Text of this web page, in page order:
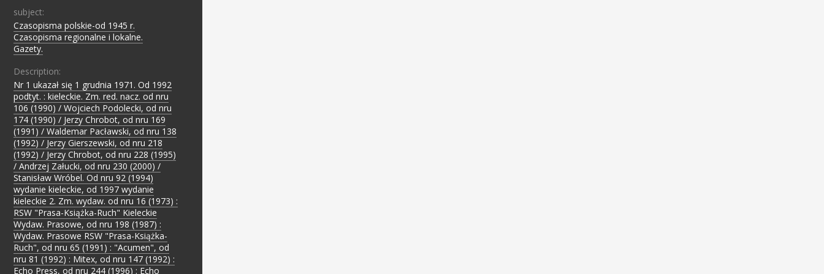
subject:
Czasopisma polskie-od 1945 r.
Czasopisma regionalne i lokalne.
Gazety.
Description:
Nr 1 ukazał się 1 grudnia 1971. Od 1992
podtyt. : kieleckie. Zm. red. nacz. od nru
106 (1990) / Wojciech Podolecki, od nru
174 (1990) / Jerzy Chrobot, od nru 169
(1991) / Waldemar Pacławski, od nru 138
(1992) / Jerzy Gierszewski, od nru 218
(1992) / Jerzy Chrobot, od nru 228 (1995)
/ Andrzej Załucki, od nru 230 (2000) /
Stanisław Wróbel. Od nru 92 (1994)
wydanie kieleckie, od 1997 wydanie
kieleckie 2. Zm. wydaw. od nru 16 (1973) :
RSW "Prasa-Książka-Ruch" Kieleckie
Wydaw. Prasowe, od nru 198 (1987) :
Wydaw. Prasowe RSW "Prasa-Książka-
Ruch", od nru 65 (1991) : "Acumen", od
nru 81 (1992) : Mitex, od nru 147 (1992) :
Echo Press, od nru 244 (1996) : Echo